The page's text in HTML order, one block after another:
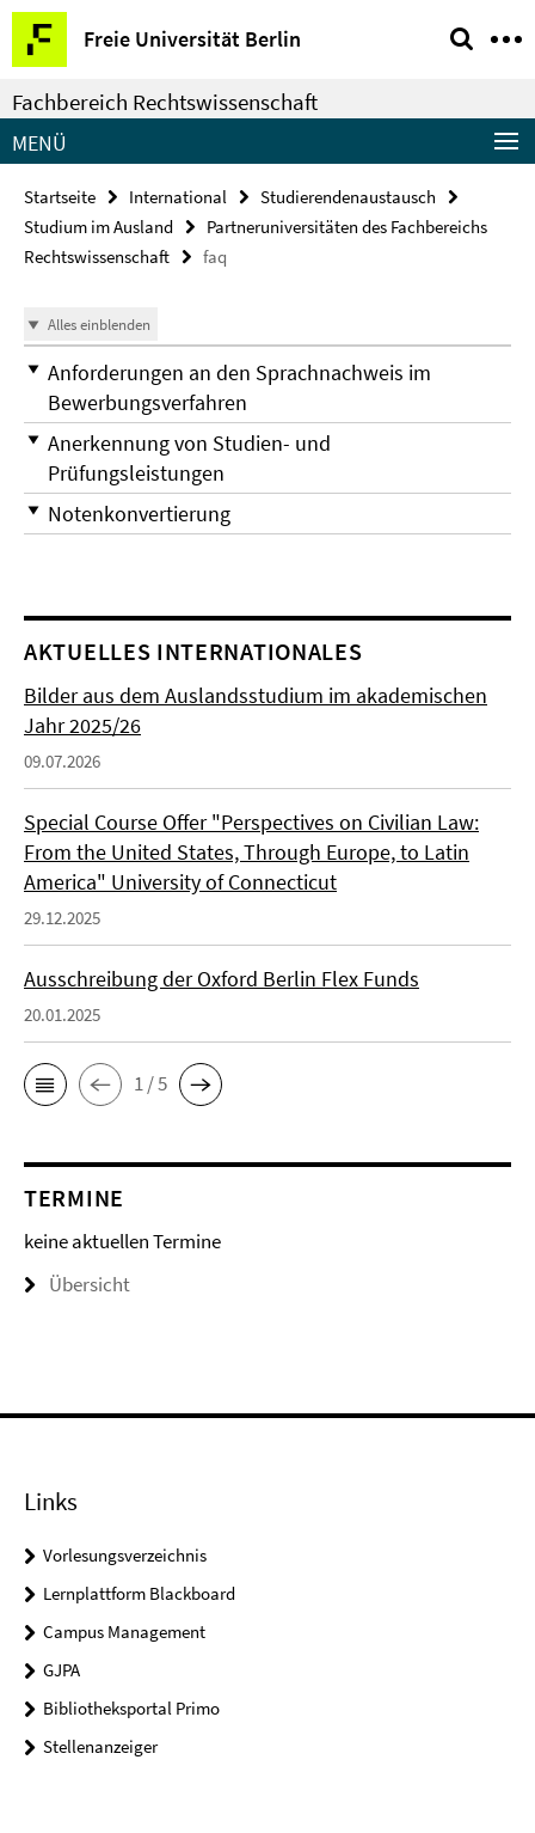
Springe
direkt
zu
Inhalt
Freie Universität Berlin
Service-
Navigation
Fachbereich Rechtswissenschaft
MENÜ
Startseite International
Studierendenaustausch
Studium im Ausland
Partneruniversitäten des Fachbereichs
Rechtswissenschaft
faq
Alles einblenden
Anforderungen an den Sprachnachweis im
Bewerbungsverfahren
Anerkennung von Studien- und
Prüfungsleistungen
Notenkonvertierung
AKTUELLES INTERNATIONALES
Bilder aus dem Auslandsstudium im akademischen
Jahr 2025/26
09.07.2026
Special Course Offer "Perspectives on Civilian Law:
From the United States, Through Europe, to Latin
America" University of Connecticut
29.12.2025
Ausschreibung der Oxford Berlin Flex Funds
20.01.2025
1 / 5
TERMINE
keine aktuellen Termine
Übersicht
Links
Vorlesungsverzeichnis
Lernplattform Blackboard
Campus Management
GJPA
Bibliotheksportal Primo
Stellenanzeiger